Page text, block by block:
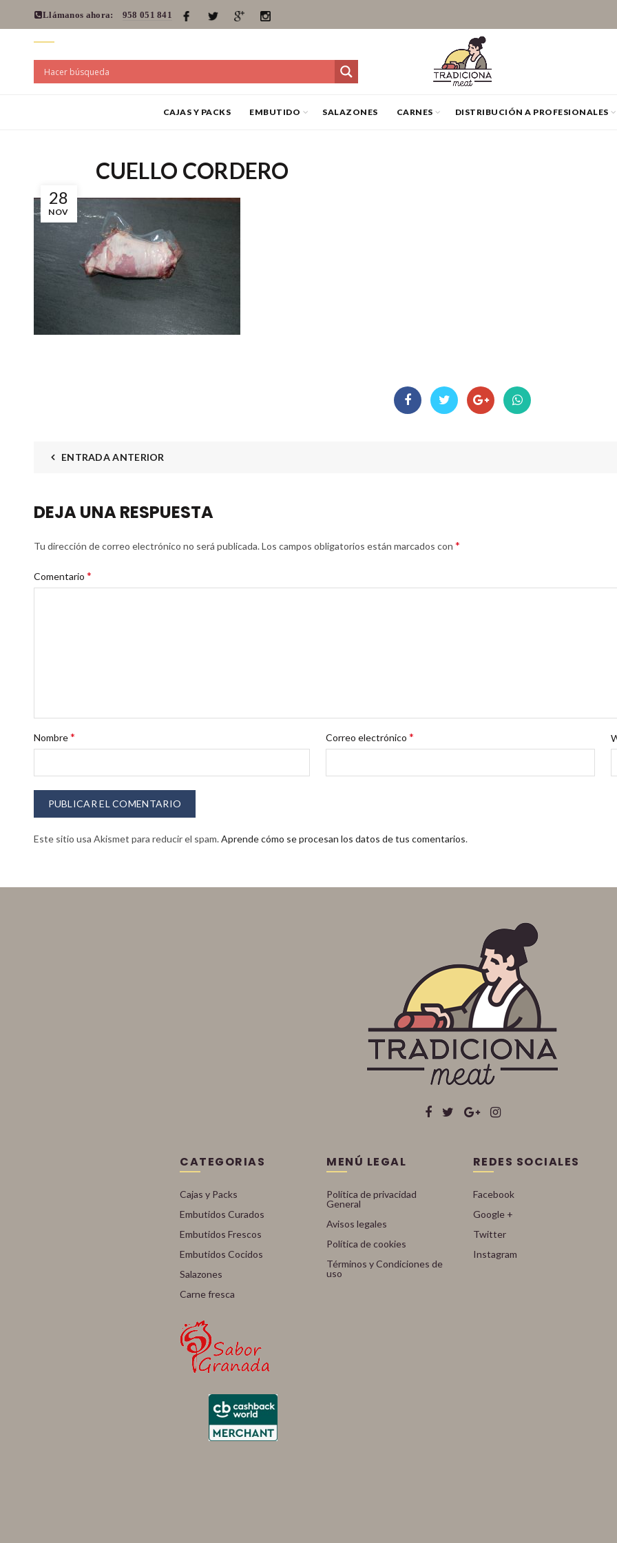
Llámanos ahora: 958 051 841
CAJAS Y PACKS EMBUTIDO SALAZONES CARNES DISTRIBUCIÓN A PROFESIONALES
28
NOV
CUELLO CORDERO
ENTRADA ANTERIOR
DEJA UNA RESPUESTA
Tu dirección de correo electrónico no será publicada. Los campos obligatorios están marcados con *
Comentario *
Nombre* Correo electrónico*
Este sitio usa Akismet para reducir el spam.Aprende cómo se procesan los datos de tus comentarios.
CATEGORIAS
Cajas y Packs
Embutidos Curados
Embutidos Frescos
Embutidos Cocidos
Salazones
Carne fresca
MENÚ LEGAL
Política de privacidad
General
Avisos legales
Política de cookies
Términos y Condiciones de
uso
REDES SOCIALES
Facebook
Google +
Twitter
Instagram